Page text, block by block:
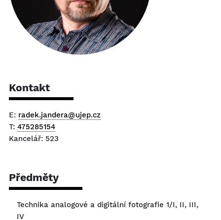
Kontakt
E: radek.jandera@ujep.cz
T: 475285154
Kancelář: 523
Předměty
Technika analogové a digitální fotografie 1/I, II, III,
IV